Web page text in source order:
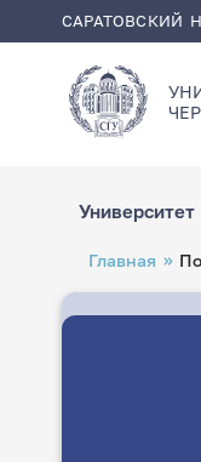
содержанию
САРАТОВСКИЙ
Университет
Строка
навигации
Главная